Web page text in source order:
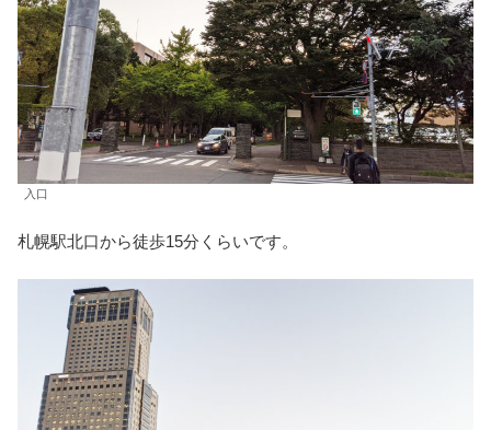
入口
札幌駅北口から徒歩15分くらいです。